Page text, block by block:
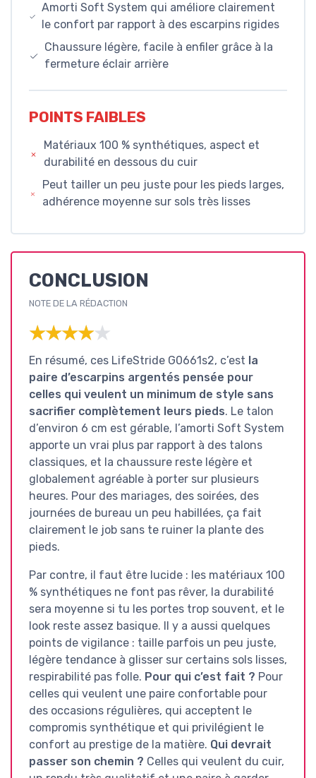
Amorti Soft System qui améliore clairement
le confort par rapport à des escarpins rigides
Chaussure légère, facile à enfiler grâce à la
fermeture éclair arrière
POINTS FAIBLES
Matériaux 100 % synthétiques, aspect et
durabilité en dessous du cuir
Peut tailler un peu juste pour les pieds larges,
adhérence moyenne sur sols très lisses
CONCLUSION
NOTE DE LA RÉDACTION
★★★★★
★★★★★
En résumé, ces LifeStride G0661s2, c’est la
paire d’escarpins argentés pensée pour
celles qui veulent un minimum de style sans
sacrifier complètement leurs pieds. Le talon
d’environ 6 cm est gérable, l’amorti Soft System
apporte un vrai plus par rapport à des talons
classiques, et la chaussure reste légère et
globalement agréable à porter sur plusieurs
heures. Pour des mariages, des soirées, des
journées de bureau un peu habillées, ça fait
clairement le job sans te ruiner la plante des
pieds.
Par contre, il faut être lucide : les matériaux 100
% synthétiques ne font pas rêver, la durabilité
sera moyenne si tu les portes trop souvent, et le
look reste assez basique. Il y a aussi quelques
points de vigilance : taille parfois un peu juste,
légère tendance à glisser sur certains sols lisses,
respirabilité pas folle. Pour qui c’est fait ? Pour
celles qui veulent une paire confortable pour
des occasions régulières, qui acceptent le
compromis synthétique et qui privilégient le
confort au prestige de la matière. Qui devrait
passer son chemin ? Celles qui veulent du cuir,